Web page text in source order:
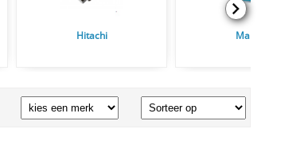
Hitachi Makita